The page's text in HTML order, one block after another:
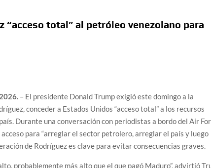
“acceso total” al petróleo venezolano para
– El presidente Donald Trump exigió este domingo a la
conceder a Estados Unidos “acceso total” a los recursos
Durante una conversación con periodistas a bordo del Air
para “arreglar el sector petrolero, arreglar el país y luego
de Rodríguez es clave para evitar consecuencias graves.
probablemente más alto que el que pagó Maduro”, advirtió